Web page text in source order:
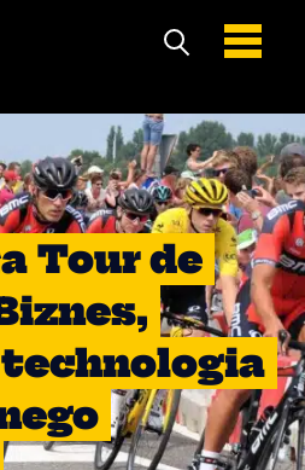
Tour de